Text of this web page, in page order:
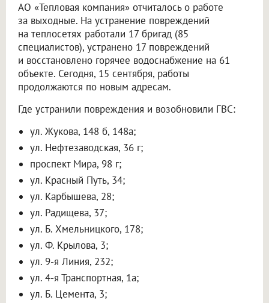
АО «Тепловая компания» отчиталось о работе
за выходные. На устранение повреждений
на теплосетях работали 17 бригад (85
специалистов), устранено 17 повреждений
и восстановлено горячее водоснабжение на 61
объекте. Сегодня, 15 сентября, работы
продолжаются по новым адресам.
Где устранили повреждения и возобновили ГВС:
ул. Жукова, 148 б, 148а;
ул. Нефтезаводская, 36 г;
проспект Мира, 98 г;
ул. Красный Путь, 34;
ул. Карбышева, 28;
ул. Радищева, 37;
ул. Б. Хмельницкого, 178;
ул. Ф. Крылова, 3;
ул. 9-я Линия, 232;
ул. 4-я Транспортная, 1а;
ул. Б. Цемента, 3;